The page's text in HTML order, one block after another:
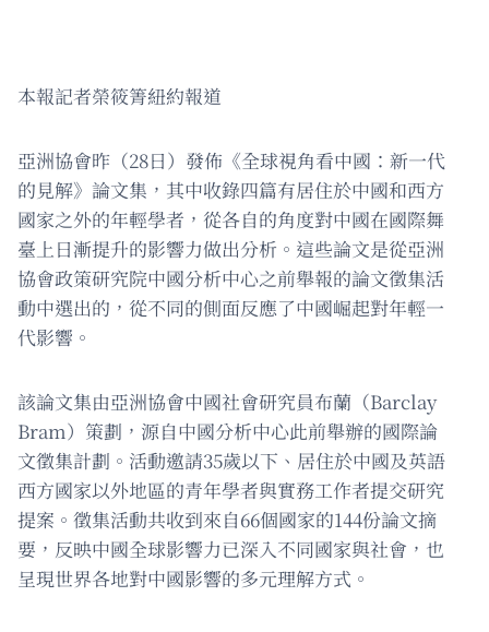
本報記者榮筱箐紐約報道
亞洲協會昨（28日）發佈《全球視角看中國：新一代
的見解》論文集，其中收錄四篇有居住於中國和西方
國家之外的年輕學者，從各自的角度對中國在國際舞
臺上日漸提升的影響力做出分析。這些論文是從亞洲
協會政策研究院中國分析中心之前舉報的論文徵集活
動中選出的，從不同的側面反應了中國崛起對年輕一
代影響。
該論文集由亞洲協會中國社會研究員布蘭（Barclay
Bram）策劃，源自中國分析中心此前舉辦的國際論
文徵集計劃。活動邀請35歲以下、居住於中國及英語
西方國家以外地區的青年學者與實務工作者提交研究
提案。徵集活動共收到來自66個國家的144份論文摘
要，反映中國全球影響力已深入不同國家與社會，也
呈現世界各地對中國影響的多元理解方式。